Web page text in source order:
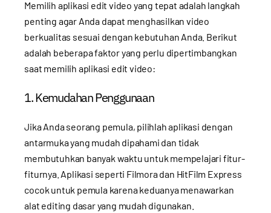
Memilih aplikasi edit video yang tepat adalah langkah
penting agar Anda dapat menghasilkan video
berkualitas sesuai dengan kebutuhan Anda. Berikut
adalah beberapa faktor yang perlu dipertimbangkan
saat memilih aplikasi edit video:
1. Kemudahan Penggunaan
Jika Anda seorang pemula, pilihlah aplikasi dengan
antarmuka yang mudah dipahami dan tidak
membutuhkan banyak waktu untuk mempelajari fitur-
fiturnya. Aplikasi seperti Filmora dan HitFilm Express
cocok untuk pemula karena keduanya menawarkan
alat editing dasar yang mudah digunakan.